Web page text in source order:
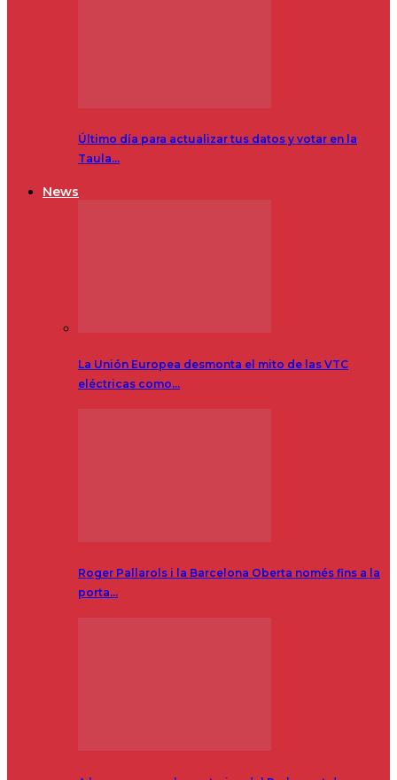
Último día para actualizar tus datos y votar en la
Taula…
News
La Unión Europea desmonta el mito de las VTC
eléctricas como…
Roger Pallarols i la Barcelona Oberta només fins a la
porta…